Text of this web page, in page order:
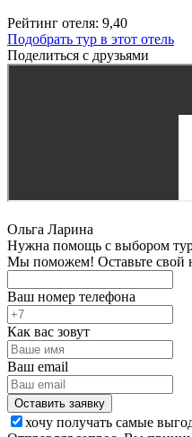
Рейтинг отеля: 9,40
Подобрать тур в этот отель
Поделиться с друзьями
Ольга Ларина
Нужна помощь с выбором
Мы поможем! Оставьте свой
Ваш номер телефона
Как вас зовут
Ваш email
хочу получать самые